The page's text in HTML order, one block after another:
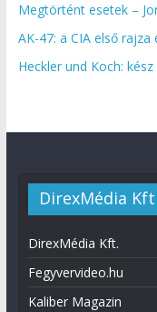
Megtörtént esetek –
AK-47: a CIA első
Heckler und Koch:
DirexMédia Kft
DirexMédia Kft.
Fegyvervideo.hu
Kaliber Magazin